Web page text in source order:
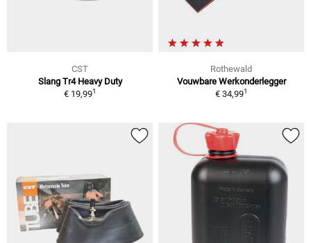
CST
Slang Tr4 Heavy Duty
€ 19,991
Rothewald
Vouwbare Werkonderlegger
€ 34,991